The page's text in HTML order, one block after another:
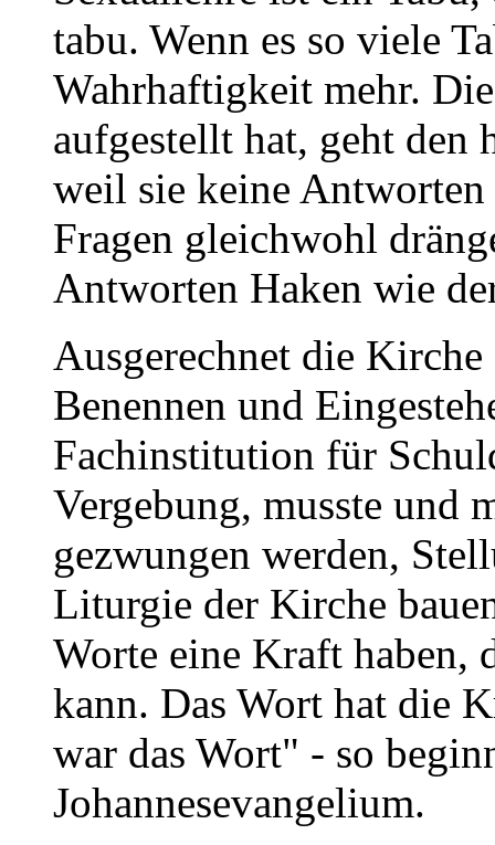
tabu. Wenn es so viele
Wahrhaftigkeit mehr.
aufgestellt hat, geht den
weil sie keine
Fragen gleichwohl
Antworten Haken wie
Ausgerechnet die
Benennen und
Fachinstitution für
Vergebung, musste und
gezwungen werden,
Liturgie der Kirche
Worte eine Kraft haben,
kann. Das Wort hat die
war das Wort" - so
Johannesevangelium.